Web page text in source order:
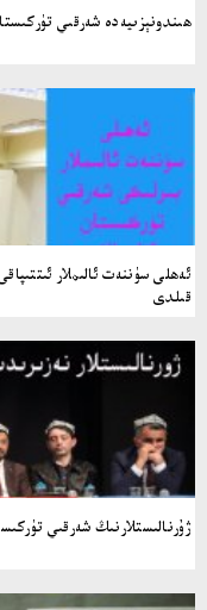
ھىندونېزىيەدە شەرقىي
ئەھلى سۈننەت ئالىملار
قىلدى
ژۇرنالىستلارنىڭ شەرقىي